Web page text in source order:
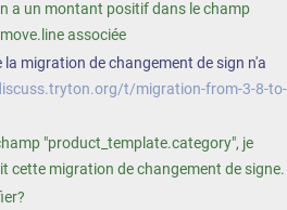
a un montant positif dans le champ
associée
la migration de changement de sign n'a
t/migration-from-3-8-to-
"product_template.category", je
cette migration de changement de signe.